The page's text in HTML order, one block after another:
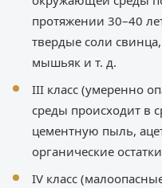
протяжении 30–40
твердые соли
мышьяк и т. д.
III класс (умеренно
среды происходит в
цементную пыль,
органические
IV класс